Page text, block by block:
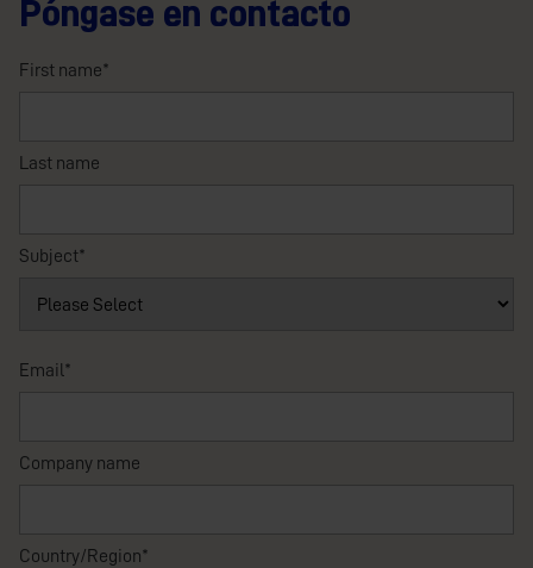
Póngase en contacto
First name*
Last name
Subject*
Email *
Company name
Country/Region*